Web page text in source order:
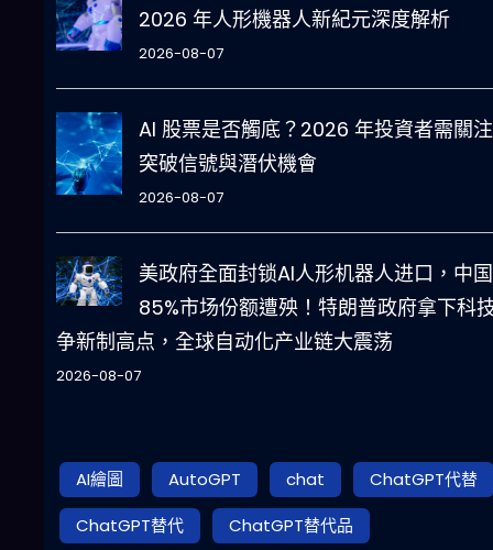
2026 年人形機器人新紀元深度解析
2026-08-07
AI 股票是否觸底？2026 年投資者需關
突破信號與潛伏機會
2026-08-07
美政府全面封锁AI人形机器人进口，中国
85%市场份额遭殃！特朗普政府拿下科
争新制高点，全球自动化产业链大震荡
2026-08-07
AI繪圖 AutoGPT chat
ChatGPT代替
ChatGPT替代
ChatGPT替代品